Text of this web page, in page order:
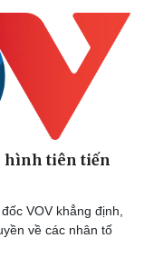
hình tiên tiến
VOV khẳng định,
về các nhân tố